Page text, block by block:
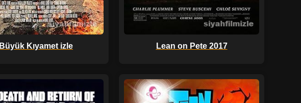
Büyük Kıyamet izle Lean on Pete 2017